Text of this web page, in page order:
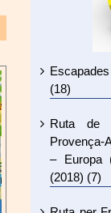
(18)
Ruta de
Provença-
– Europa
(2018) (7)